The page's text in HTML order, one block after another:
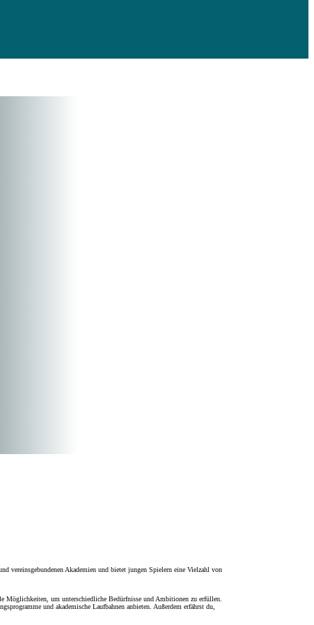
vereinsgebundenen Akademien und bietet jungen Spielern eine Vielzahl von
Möglichkeiten, um unterschiedliche Bedürfnisse und Ambitionen zu erfüllen.
und akademische Laufbahnen anbieten. Außerdem erfährst du,